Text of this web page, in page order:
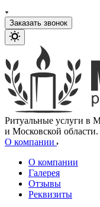
Заказать звонок
Ритуальные услуги в
и Московской области.
О компании
О компании
Галерея
Отзывы
Реквизиты